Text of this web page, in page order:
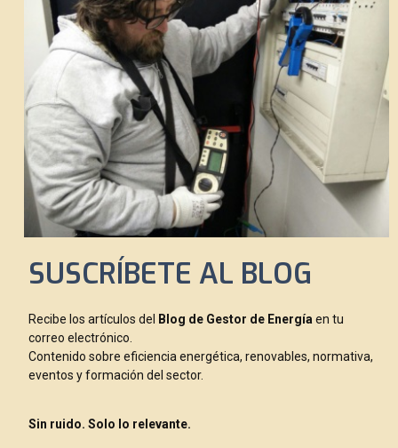
SUSCRÍBETE AL BLOG
Recibe los artículos del Blog de Gestor de Energía en tu
correo electrónico.
Contenido sobre eficiencia energética, renovables, normativa,
eventos y formación del sector.
Sin ruido. Solo lo relevante.